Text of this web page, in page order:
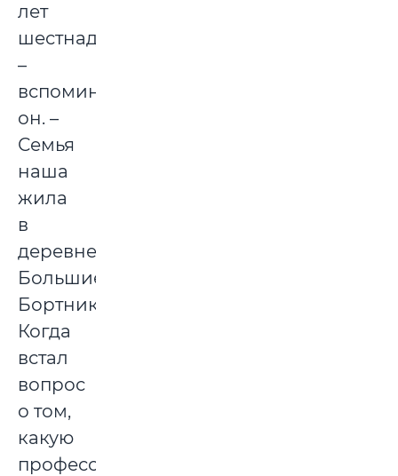
лет
шестнадцать,
–
вспоминает
он. –
Семья
наша
жила
в
деревне
Большие
Бортники.
Когда
встал
вопрос
о том,
какую
профессию